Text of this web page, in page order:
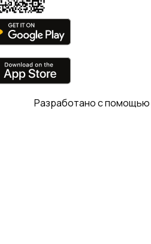
Разработано с помощью